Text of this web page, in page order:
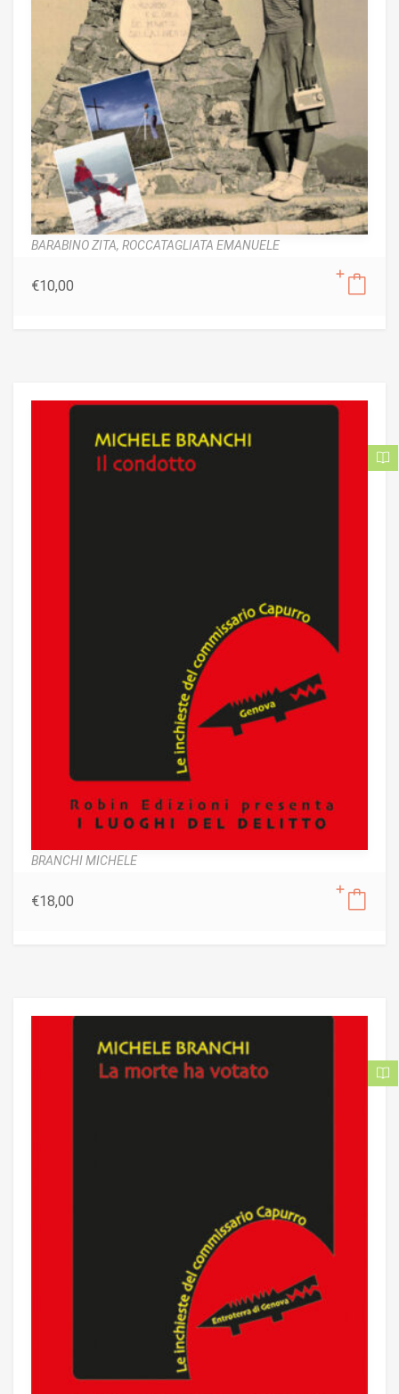
BARABINO ZITA, ROCCATAGLIATA EMANUELE
€10,00
BRANCHI MICHELE
€18,00